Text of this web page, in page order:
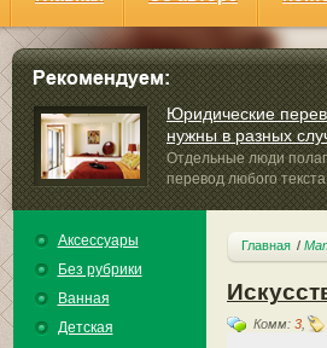
Юридические
нужны в разных
Отдельные люди
перевод любого
Аксессуары
Без рубрики
Ванная
Детская
Главная
Комм: 3,